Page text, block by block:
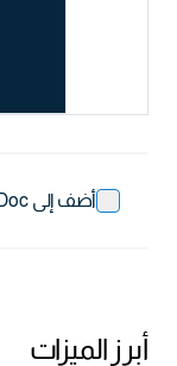
أضف إلى alfaDoc
أبرز الميزات